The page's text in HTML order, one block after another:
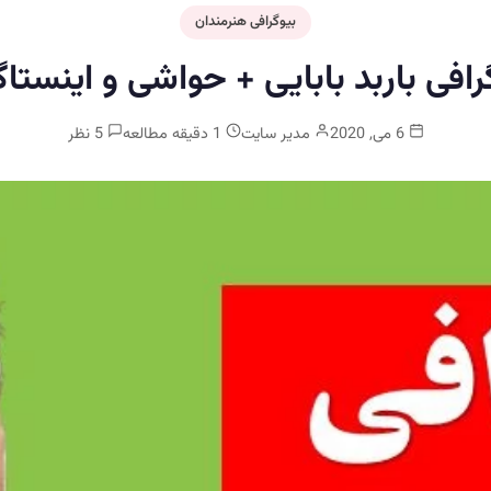
بیوگرافی هنرمندان
باربد بابایی + حواشی و
6 می, 2020 مدیر سایت 5 نظر